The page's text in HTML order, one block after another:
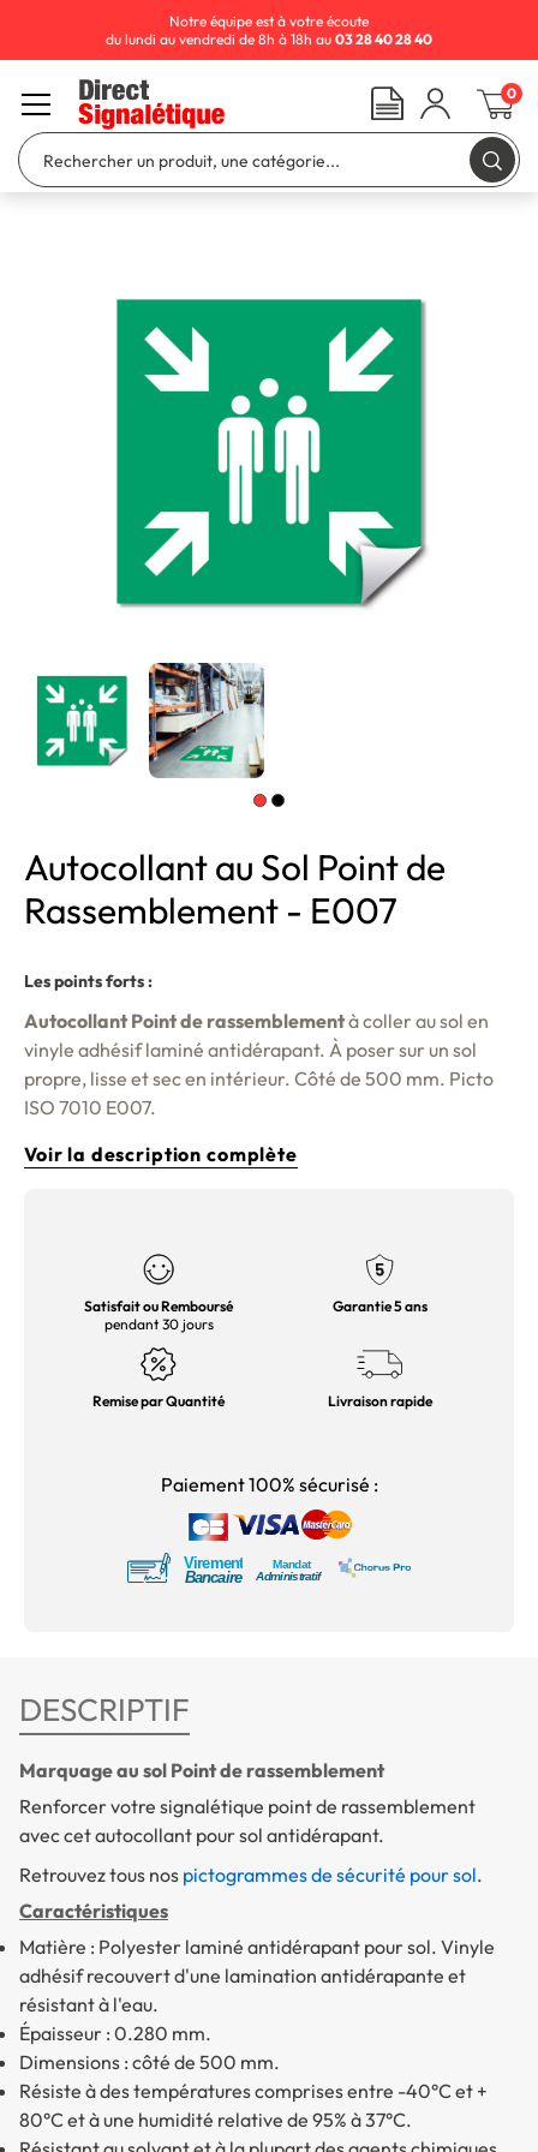
Autocollant au Sol Point de
Rassemblement - E007
Les points forts :
Autocollant Point de rassemblementà coller au sol en
vinyle adhésif laminé antidérapant. À poser sur un sol
propre, lisse et sec en intérieur. Côté de 500 mm. Picto
ISO 7010 E007.
Voir la description complète
Satisfait ou Remboursé
pendant 30 jours
Garantie 5 ans
Remise par Quantité Livraison rapide
Paiement 100% sécurisé :
DESCRIPTIF
Marquage au sol Point de rassemblement
Renforcer votre signalétique point de rassemblement
avec cet autocollant pour sol antidérapant.
Retrouvez tous nos pictogrammes de sécurité pour sol.
Caractéristiques
Matière : Polyester laminé antidérapant pour sol. Vinyle
adhésif recouvert d'une lamination antidérapante et
résistant à l'eau.
Épaisseur : 0.280 mm.
Dimensions : côté de 500 mm.
Résiste à des températures comprises entre -40°C et +
80°C et à une humidité relative de 95% à 37°C.
Notre équipe est à votre écoute
du lundi au vendredi de 8h à 18h au 03 28 40 28 40
0